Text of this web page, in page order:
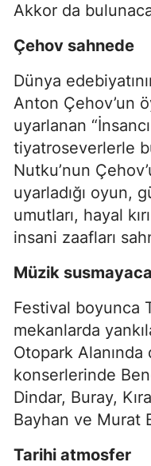
Akkor da
Çehov sahnede
Dünya
Anton Çehov’un
uyarlanan
tiyatroseverlerle
Nutku’nun
uyarladığı oyun,
umutları, hayal
insani zaafları
Müzik
Festival boyunca
mekanlarda
Otopark
konserlerinde
Dindar, Buray,
Bayhan ve Murat
Tarihi atmosfer